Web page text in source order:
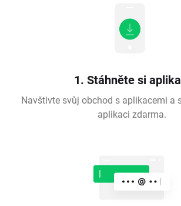
1. Stáhněte si
Navštivte svůj obchod s aplikacemi a
aplikaci zdarma.